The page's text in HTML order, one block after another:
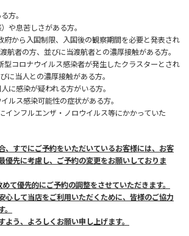
方。
や息苦しさがある方。
府から入国制限、入国後の観察期間を必要と発表され
航者の方、並びに当渡航者との濃厚接触がある方。
型コロナウイルス感染者が発生したクラスターとされ
に当人との濃厚接触がある方。
に感染が疑われる方がいる方。
ルス感染可能性の症状がある方。
インフルエンザ・ノロウイルス等にかかっていた
、すでにご予約をいただいているお客様には、お客
優先に考慮し、ご予約の変更をお願いしておりま
て優先的にご予約の調整をさせていただきます。
心して当店をご利用いただくために、皆様のご協力
う、よろしくお願い申し上げます。